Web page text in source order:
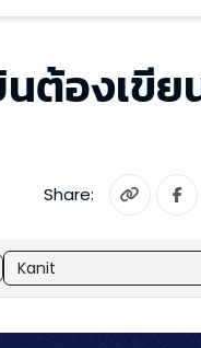
นต้องเขีย
Share: